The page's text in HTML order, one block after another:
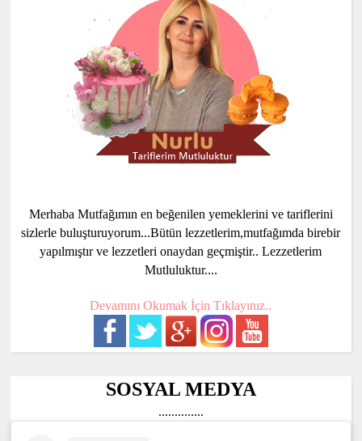
Merhaba Mutfağımın en beğenilen yemeklerini ve tariflerini
sizlerle buluşturuyorum...Bütün lezzetlerim,mutfağımda birebir
yapılmıştır ve lezzetleri onaydan geçmiştir.. Lezzetlerim
Mutluluktur....
Devamını Okumak İçin Tıklayınız..
SOSYAL MEDYA
..............